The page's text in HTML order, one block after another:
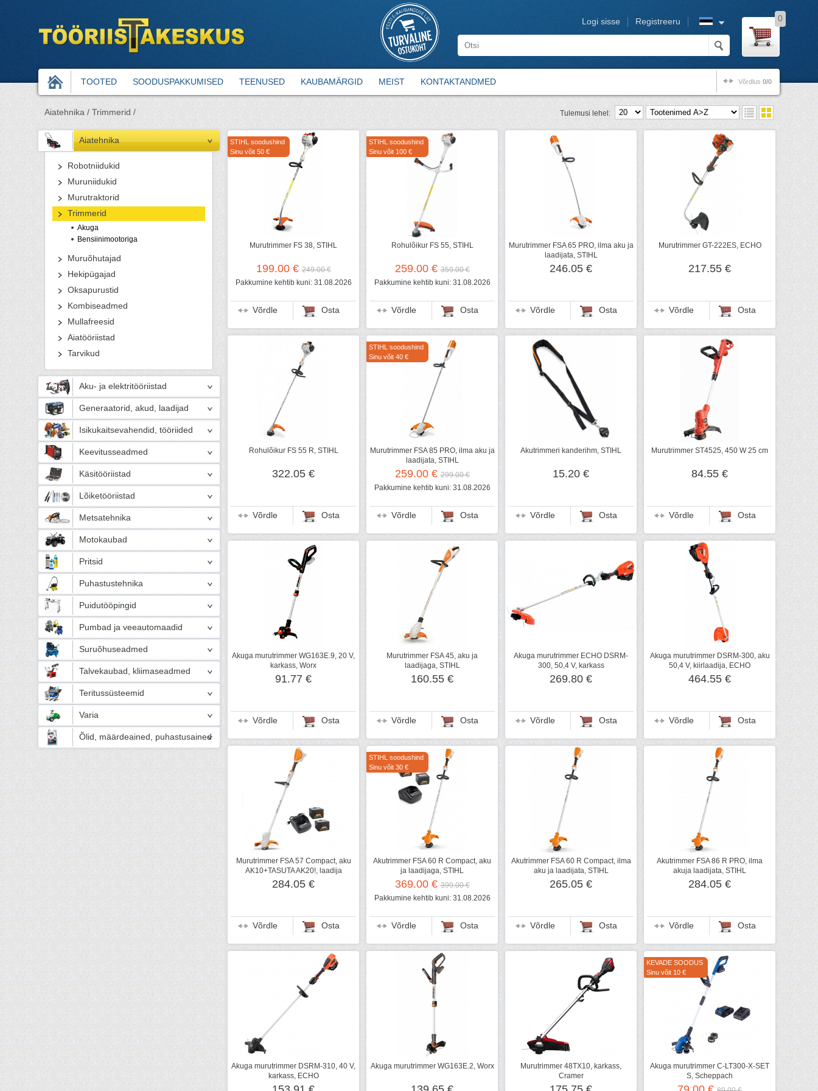
Registreeru
Logi sisse 0
TOOTED SOODUSPAKKUMISED TEENUSED KAUBAMÄRGID MEIST KONTAKTANDMED Võrdlus 0/0
Aiatehnika / Trimmerid / Tulemusi lehel:
Aiatehnika
Robotniidukid
Muruniidukid
Murutraktorid
Trimmerid
Akuga
Bensiinimootoriga
Muruõhutajad
Hekipügajad
Oksapurustid
Kombiseadmed
Mullafreesid
Aiatööriistad
Tarvikud
Aku- ja elektritööriistad
Generaatorid, akud, laadijad
Isikukaitsevahendid, tööriided
Keevitusseadmed
Käsitööriistad
Lõiketööriistad
Metsatehnika
Motokaubad
Pritsid
Puhastustehnika
Puidutööpingid
Pumbad ja veeautomaadid
Suruõhuseadmed
Talvekaubad, kliimaseadmed
Teritussüsteemid
Varia
Õlid, määrdeained, puhastusained
STIHL soodushind
Sinu võit 50 €
Murutrimmer FS 38, STIHL
199.00 €249.00 €
Pakkumine kehtib kuni: 31.08.2026
Võrdle Osta
STIHL soodushind
Sinu võit 100 €
Rohulõikur FS 55, STIHL
259.00 €359.00 €
Pakkumine kehtib kuni: 31.08.2026
Võrdle Osta
Murutrimmer FSA 65 PRO, ilma aku ja
laadijata, STIHL
246.05 €
Võrdle Osta
Murutrimmer GT-222ES, ECHO
217.55 €
Võrdle Osta
Rohulõikur FS 55 R, STIHL
322.05 €
Võrdle Osta
STIHL soodushind
Sinu võit 40 €
Murutrimmer FSA 85 PRO, ilma aku ja
laadijata, STIHL
259.00 €299.00 €
Pakkumine kehtib kuni: 31.08.2026
Võrdle Osta
Akutrimmeri kanderihm, STIHL
15.20 €
Võrdle Osta
Murutrimmer ST4525, 450 W 25 cm
84.55 €
Võrdle Osta
Akuga murutrimmer WG163E.9, 20 V,
karkass, Worx
91.77 €
Võrdle Osta
Murutrimmer FSA 45, aku ja
laadijaga, STIHL
160.55 €
Võrdle Osta
Akuga murutrimmer ECHO DSRM-
300, 50,4 V, karkass
269.80 €
Võrdle Osta
Akuga murutrimmer DSRM-300, aku
50,4 V, kiirlaadija, ECHO
464.55 €
Võrdle Osta
Murutrimmer FSA 57 Compact, aku
AK10+TASUTA AK20!, laadija
284.05 €
Võrdle Osta
STIHL soodushind
Sinu võit 30 €
Akutrimmer FSA 60 R Compact, aku
ja laadijaga, STIHL
369.00 €399.00 €
Pakkumine kehtib kuni: 31.08.2026
Võrdle Osta
Akutrimmer FSA 60 R Compact, ilma
aku ja laadijata, STIHL
265.05 €
Võrdle Osta
Akutrimmer FSA 86 R PRO, ilma
akuja laadijata, STIHL
284.05 €
Võrdle Osta
Akuga murutrimmer DSRM-310, 40 V,
karkass, ECHO
Akuga murutrimmer WG163E.2, Worx
Murutrimmer 48TX10, karkass,
Cramer
KEVADE SOODUS
Sinu võit 10 €
Akuga murutrimmer C-LT300-X-SET
S, Scheppach